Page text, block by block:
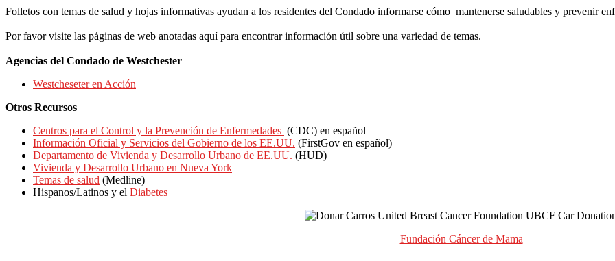
Folletos con temas de salud y hojas informativas ayudan a los residentes del Condado informarse cómo mantenerse saludables y prevenir
Por favor visite las páginas de web anotadas aquí para encontrar información útil sobre una variedad de temas.
Agencias del Condado de Westchester
Westcheseter en Acción
Otros Recursos
Centros para el Control y la Prevención de Enfermedades (CDC) en español
Información Oficial y Servicios del Gobierno de los EE.UU. (FirstGov en español)
Departamento de Vivienda y Desarrollo Urbano de EE.UU. (HUD)
Vivienda y Desarrollo Urbano en Nueva York
Temas de salud (Medline)
Hispanos/Latinos y el Diabetes
Fundación Cáncer de Mama